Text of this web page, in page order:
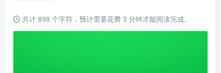
共计 898 个字符，预计需要花费 3 分钟才能阅读完成。